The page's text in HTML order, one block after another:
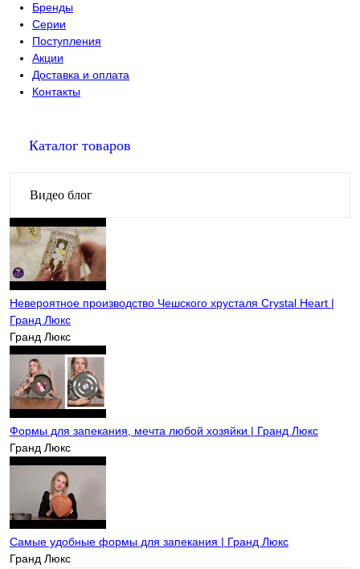
Бренды
Серии
Поступления
Акции
Доставка и оплата
Контакты
Каталог товаров
Видео блог
Невероятное производство Чешского хрусталя Crystal Heart |
Гранд Люкс
Гранд Люкс
Формы для запекания, мечта любой хозяйки | Гранд Люкс
Гранд Люкс
Самые удобные формы для запекания | Гранд Люкс
Гранд Люкс